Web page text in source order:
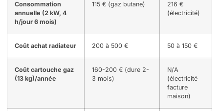
Consommation
annuelle (2 kW, 4
h/jour 6 mois)
115 € (gaz butane)
216 €
(électricité)
Coût achat radiateur 200 à 500 € 50 à 150 €
Coût cartouche gaz
(13 kg)/année
160-200 € (dure 2-
3 mois)
N/A
(électricité
facture
maison)